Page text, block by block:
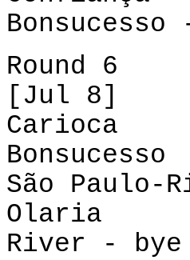
Bonsucesso
Round 6
[Jul 8]
Carioca
Bonsucesso
São
Olaria
River - bye